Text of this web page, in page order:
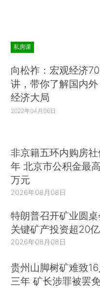
私房课
向松祚：宏观经济70
讲，带你了解国内外
经济大局
2022年04月06日
非京籍五环内购房
年 北京市公积金最
万元
2026年08月08日
特朗普召开矿业圆桌
关键矿产投资超20
2026年08月08日
贵州山脚树矿难致
三年 矿长涉罪被罢